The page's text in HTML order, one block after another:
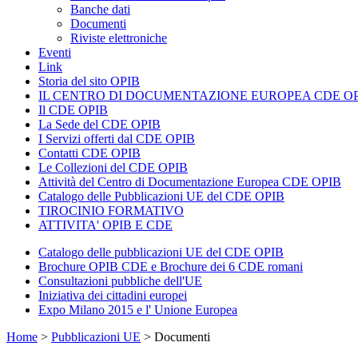
Banche dati
Documenti
Riviste elettroniche
Eventi
Link
Storia del sito OPIB
IL CENTRO DI DOCUMENTAZIONE EUROPEA CDE
Il CDE OPIB
La Sede del CDE OPIB
I Servizi offerti dal CDE OPIB
Contatti CDE OPIB
Le Collezioni del CDE OPIB
Attività del Centro di Documentazione Europea CDE OPIB
Catalogo delle Pubblicazioni UE del CDE OPIB
TIROCINIO FORMATIVO
ATTIVITA' OPIB E CDE
Catalogo delle pubblicazioni UE del CDE OPIB
Brochure OPIB CDE e Brochure dei 6 CDE romani
Consultazioni pubbliche dell'UE
Iniziativa dei cittadini europei
Expo Milano 2015 e l' Unione Europea
Home > Pubblicazioni UE > Documenti